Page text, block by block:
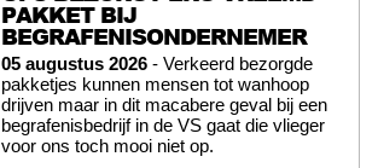
PAKKET BIJ
BEGRAFENISONDERNEMER
05 augustus 2026 - Verkeerd bezorgde
pakketjes kunnen mensen tot wanhoop
drijven maar in dit macabere geval bij een
begrafenisbedrijf in de VS gaat die vlieger
voor ons toch mooi niet op.